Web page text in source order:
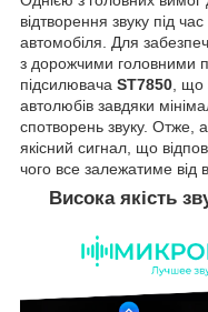
відтворення звуку під
автомобіля. Для
з дорожчими головними
підсилювача ST7850 ,
автолюбів завдяки
спотворень звуку. Отже,
якісний сигнал, що
чого все залежатиме від
Висока якість